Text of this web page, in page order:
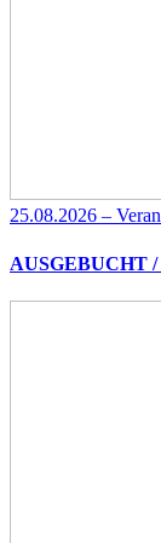
25.08.2026 –
AUSGEBUCHT /